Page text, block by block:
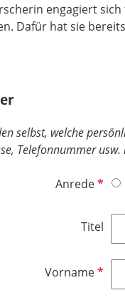
engagiert
Dafür hat sie
selbst, welche
Telefonnummer
AnredeP
i
h
Titel
VornameP